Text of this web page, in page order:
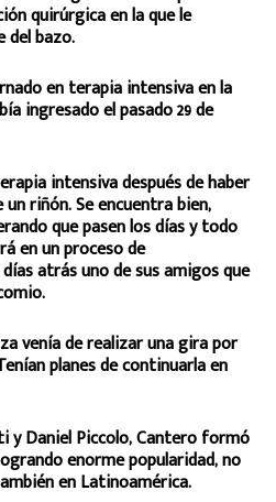
quirúrgica en la que le
bazo.
en terapia intensiva en la
ingresado el pasado 29 de
intensiva después de haber
riñón. Se encuentra bien,
que pasen los días y todo
en un proceso de
atrás uno de sus amigos que
venía de realizar una gira por
planes de continuarla en
y Daniel Piccolo, Cantero formó
enorme popularidad, no
en Latinoamérica.